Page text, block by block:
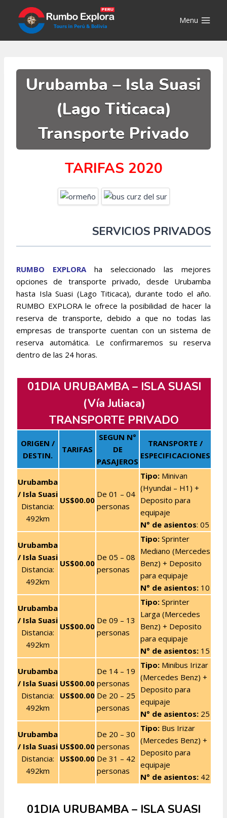
contenido
Menu
Urubamba – Isla Suasi
(Lago Titicaca)
Transporte Privado
TARIFAS 2020
SERVICIOS PRIVADOS
RUMBO EXPLORAha seleccionado las mejores
opciones de transporte privado, desde Urubamba
hasta Isla Suasi (Lago Titicaca), durante todo el año.
RUMBO EXPLORA le ofrece la posibilidad de hacer la
reserva de transporte, debido a que no todas las
empresas de transporte cuentan con un sistema de
reserva automática. Le confirmaremos su reserva
dentro de las 24 horas.
01DIA URUBAMBA – ISLA SUASI
(Vía Juliaca)
TRANSPORTE PRIVADO
ORIGEN /
DESTIN.
TARIFAS
SEGUN N°
DE
PASAJEROS
TRANSPORTE /
ESPECIFICACIONES
Urubamba
/ Isla Suasi
Distancia:
492km
US$00.00
De 01 – 04
personas
Tipo: Minivan
(Hyundai – H1) +
Deposito para
equipaje
N° de asientos: 05
Urubamba
/ Isla Suasi
Distancia:
492km
US$00.00
De 05 – 08
personas
Tipo: Sprinter
Mediano (Mercedes
Benz) + Deposito
para equipaje
N° de asientos: 10
Urubamba
/ Isla Suasi
Distancia:
492km
US$00.00
De 09 – 13
personas
Tipo: Sprinter
Larga (Mercedes
Benz) + Deposito
para equipaje
N° de asientos: 15
Urubamba
/ Isla Suasi
Distancia:
492km
US$00.00
US$00.00
De 14 – 19
personas
De 20 – 25
personas
Tipo: Minibus Irizar
(Mercedes Benz) +
Deposito para
equipaje
N° de asientos: 25
Urubamba
/ Isla Suasi
Distancia:
492km
US$00.00
US$00.00
De 20 – 30
personas
De 31 – 42
personas
Tipo: Bus Irizar
(Mercedes Benz) +
Deposito para
equipaje
N° de asientos: 42
01DIA URUBAMBA – ISLA SUASI